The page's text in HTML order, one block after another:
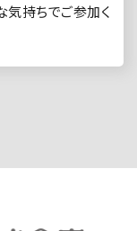
気持ちでご参加く